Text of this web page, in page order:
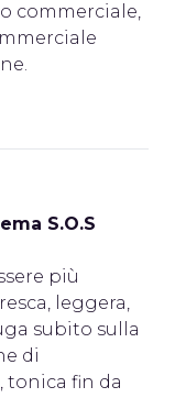
commerciale,
S.O.S
più
leggera,
subito sulla
di
tonica fin da